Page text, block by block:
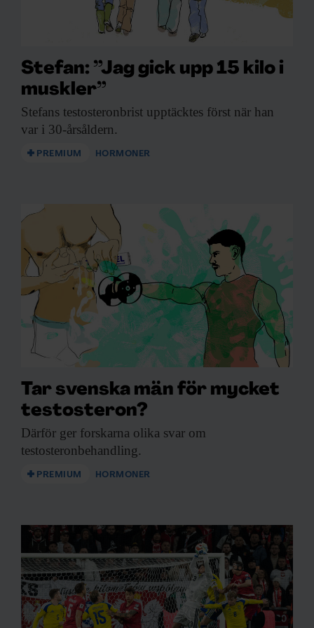
annons- och analysföretag som vi samarbetar med.
Dessa kan i sin tur kombinera informationen med annan
information som du har tillhandahållit eller som de har
samlat in när du har använt deras tjänster.
Stefan: ”Jag gick upp 15 kilo i
muskler”
Stefans testosteronbrist upptäcktes först när han
var i 30-årsåldern.
PREMIUM HORMONER
Tar svenska män för mycket
testosteron?
Därför ger forskarna olika svar om
testosteronbehandling.
PREMIUM HORMONER